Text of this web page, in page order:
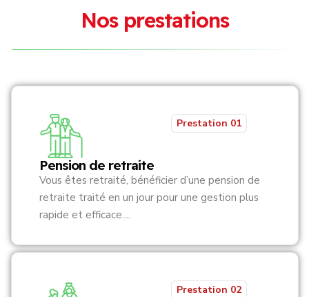
Nos prestations
Pension de retraite
Prestation 01
Vous êtes retraité, bénéficier d’une pension de
retraite traité en un jour pour une gestion plus
rapide et efficace....
Prestation 02